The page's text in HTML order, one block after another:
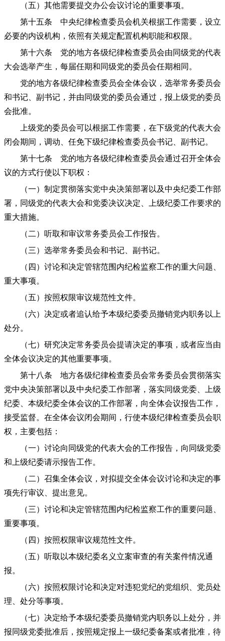
（五）其他需要提交办公会议讨论的重要事项。
第十五条 中央纪律检查委员会机关根据工作需要，设立
必要的内设机构，依照有关规定配置机构职能和权限。
第十六条 党的地方各级纪律检查委员会由同级党的代表
大会选举产生，每届任期和同级党的委员会任期相同。
党的地方各级纪律检查委员会全体会议，选举常务委员会
和书记、副书记，并由同级党的委员会通过，报上级党的委员
会批准。
上级党的委员会可以根据工作需要，在下级党的代表大会
闭会期间，调动、任免下级纪律检查委员会书记、副书记。
第十七条 党的地方各级纪律检查委员会通过召开全体会
议的方式行使以下职权：
（一）制定贯彻落实党中央决策部署以及中央纪委工作部
署，同级党的代表大会和党委决议决定、上级纪委工作要求的
重大措施。
（二）听取和审议常务委员会工作报告。
（三）选举常务委员会和书记、副书记。
（四）讨论和决定管辖范围内纪检监察工作的重大问题、
重大事项。
（五）按照权限审议规范性文件。
（六）决定或者追认给予本级纪委委员撤销党内职务以上
处分。
（七）研究决定常务委员会提请决定的事项，或者应当由
全体会议决定的其他重要事项。
第十八条 地方各级纪律检查委员会常务委员会贯彻落实
党中央决策部署以及中央纪委工作部署，落实同级党委、上级
纪委、本级纪委全体会议的工作部署，向全体会议报告工作，
接受监督。在全体会议闭会期间，行使本级纪律检查委员会职
权，主要包括：
（一）讨论向同级党的代表大会的工作报告，向同级党委
和上级纪委请示报告工作。
（二）召集全体会议，对拟提交全体会议讨论和决定的事
项先行审议、提出意见。
（三）讨论和决定管辖范围内纪检监察工作的重要问题、
重要事项。
（四）按照权限审议规范性文件。
（五）听取以本级纪委名义立案审查的有关案件情况通
报。
（六）按照权限讨论和决定对违犯党纪的党组织、党员处
理、处分等事项。
（七）决定给予本级纪委委员撤销党内职务以上处分，并
报同级党委批准后，按照规定报上一级纪委备案或者批准，待